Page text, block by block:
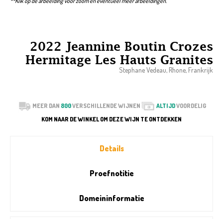
2022 Jeannine Boutin Crozes
Hermitage Les Hauts Granites
Stephane Vedeau, Rhone, Frankrijk
MEER DAN 800VERSCHILLENDE WIJNEN ALTIJDVOORDELIG
KOM NAAR DE WINKEL OM DEZE WIJN TE ONTDEKKEN
Details
Proefnotitie
Domeininformatie